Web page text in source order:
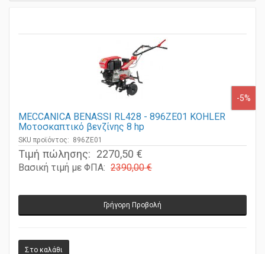
MECCANICA BENASSI RL428 - 896ZE01 KOHLER
Μοτοσκαπτικό βενζίνης 8 hp
SKU προϊόντος: 896ZE01
Τιμή πώλησης: 2270,50 €
Βασική τιμή με ΦΠΑ: 2390,00 €